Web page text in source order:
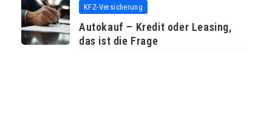
KFZ-Versicherung
Autokauf – Kredit oder Leasing,
das ist die Frage